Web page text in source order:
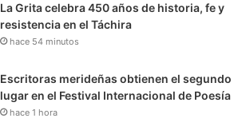
La Grita celebra 450 años de historia, fe y
resistencia en el Táchira
hace 54 minutos
Escritoras merideñas obtienen el segundo
lugar en el Festival Internacional de Poesía
hace 1 hora